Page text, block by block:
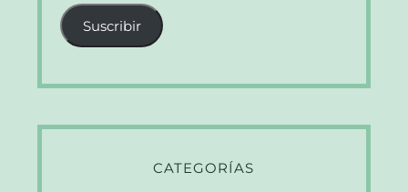
correo
electrónico
Suscribir
CATEGORÍAS